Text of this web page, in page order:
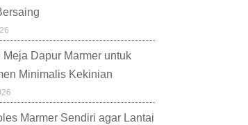
Meja Dapur Marmer untuk
Minimalis Kekinian
Marmer Sendiri agar Lantai